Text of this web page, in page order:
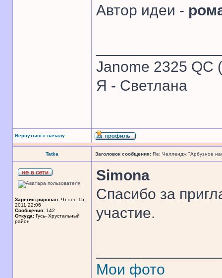
Автор идеи -
Janome 2325 QC
Я - Светлана
Вернуться к началу
Tatka Заголовок сообщения: Re: Челлендж "Арбузное
Зарегистрирован: Чт сен 15,
2011 22:06
Сообщения: 142
Откуда: Гусь- Хрустальный
район
Simona
Спасибо за
участие.
Мои фото